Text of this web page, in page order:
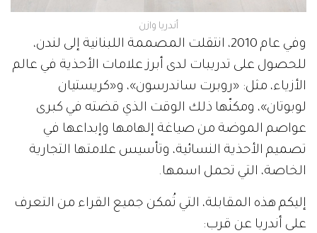
أندريا وازن
وفي عام 2010، انتقلت المصممة اللبنانية إلى لندن،
للحصول على تدريبات لدى أبرز علامات الأحذية في عالم
الأزياء، مثل: «روبرت ساندرسون»، و«كريستيان
لوبوتان»، ومكنّها ذلك الوقت الذي قضته في كبرى
عواصم الموضة من صياغة إلهامها وإبداعها في
تصميم الأحذية النسائية، وتأسيس علامتها التجارية
الخاصة، التي تحمل اسمها.
إليكم هذه المقابلة، التي تُمكن جميع القراء من التعرف
على أندريا عن قرب: